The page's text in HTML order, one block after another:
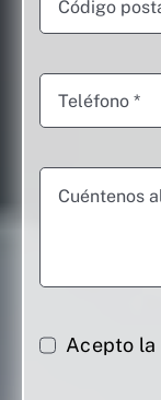
Acepto la